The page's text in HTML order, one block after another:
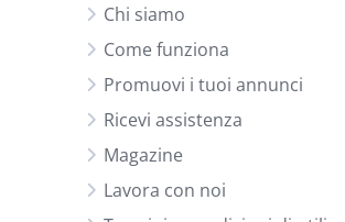
Chi siamo
Come funziona
Promuovi i tuoi annunci
Ricevi assistenza
Magazine
Lavora con noi